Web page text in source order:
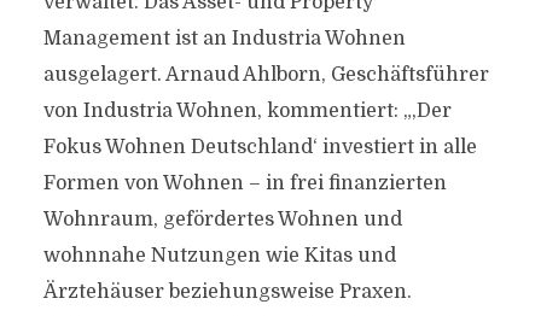
Management ist an Industria Wohnen
ausgelagert. Arnaud Ahlborn, Geschäftsführer
von Industria Wohnen, kommentiert: „,Der
Fokus Wohnen Deutschland‘ investiert in alle
Formen von Wohnen – in frei finanzierten
Wohnraum, gefördertes Wohnen und
wohnnahe Nutzungen wie Kitas und
Ärztehäuser beziehungsweise Praxen.